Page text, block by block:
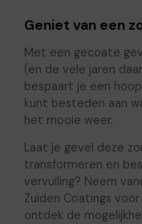
Geniet van een
Met een gecoate
(en de vele jaren
bespaart je een
kunt besteden aan
het mooie weer.
Laat je gevel deze
transformeren en
vervuiling? Neem
Zuiden Coatings
ontdek de